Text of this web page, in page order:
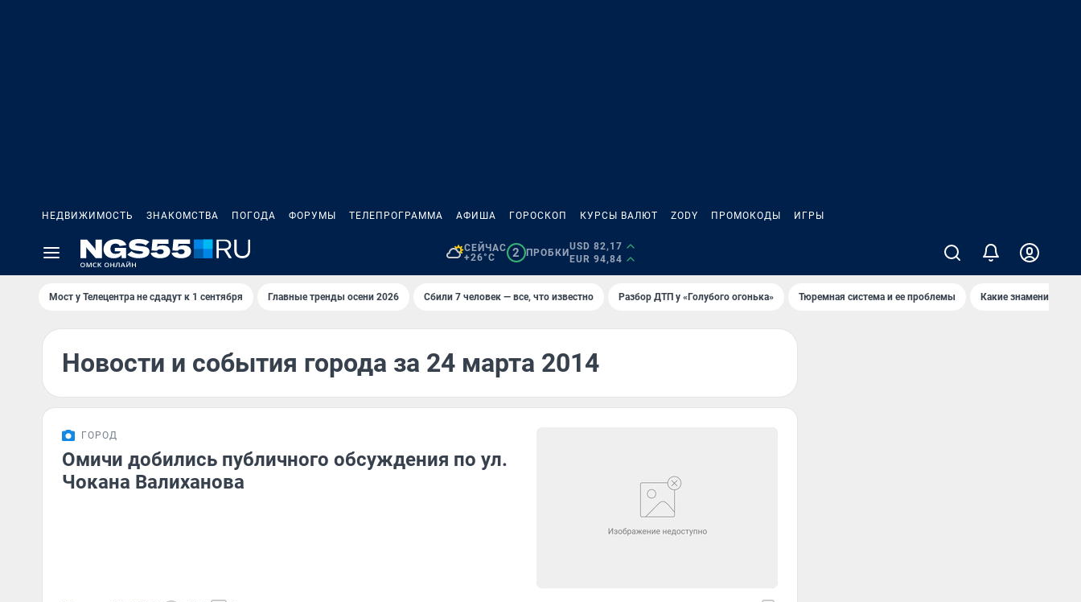
НЕДВИЖИМОСТЬ ЗНАКОМСТВА ПОГОДА ФОРУМЫ ТЕЛЕПРОГРАММА АФИША ГОРОСКОП КУРСЫ ВАЛЮТ ZODY ПРОМОКОДЫ ИГРЫ
СЕЙЧАС
+26°C
2 ПРОБКИ
USD 82,17
EUR 94,84
Мост у Телецентра не сдадут к 1 сентября Главные тренды осени 2026 Сбили 7 человек — все, что известно Разбор ДТП у «Голубого огонька» Тюремная система и ее проблемы Какие знаменитости
Новости и события города за 24 марта 2014
ГОРОД
Омичи добились публичного обсуждения по ул.
Чокана Валиханова